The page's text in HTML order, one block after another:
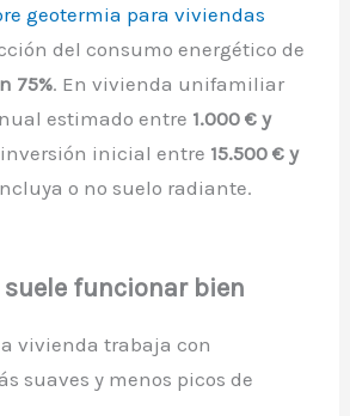
geotermia para viviendas
del consumo energético de
75%. En vivienda unifamiliar
estimado entre 1.000 € y
inicial entre 15.500 € y
o no suelo radiante.
suele funcionar bien
vivienda trabaja con
suaves y menos picos de